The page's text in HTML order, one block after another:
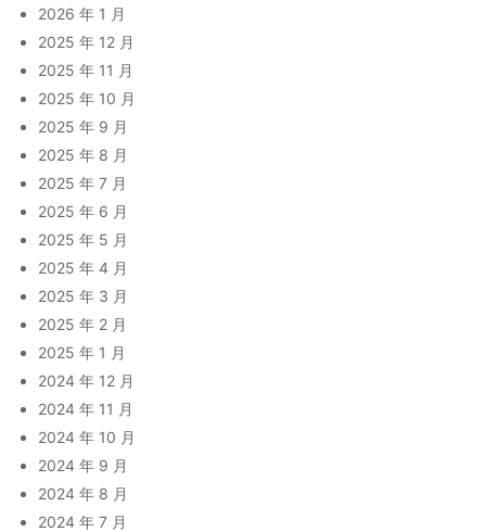
2026 年 1 月
2025 年 12 月
2025 年 11 月
2025 年 10 月
2025 年 9 月
2025 年 8 月
2025 年 7 月
2025 年 6 月
2025 年 5 月
2025 年 4 月
2025 年 3 月
2025 年 2 月
2025 年 1 月
2024 年 12 月
2024 年 11 月
2024 年 10 月
2024 年 9 月
2024 年 8 月
2024 年 7 月